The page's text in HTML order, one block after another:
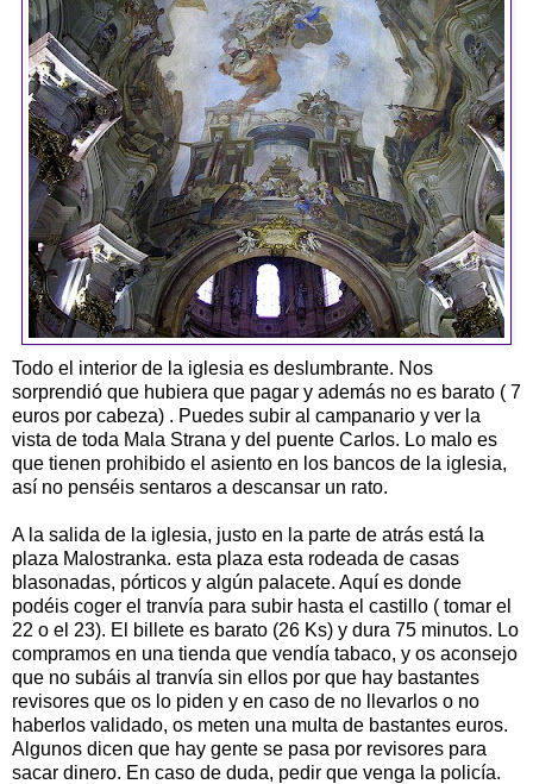
Todo el interior de la iglesia es deslumbrante. Nos
sorprendió que hubiera que pagar y además no es barato ( 7
euros por cabeza) . Puedes subir al campanario y ver la
vista de toda Mala Strana y del puente Carlos. Lo malo es
que tienen prohibido el asiento en los bancos de la iglesia,
así no penséis sentaros a descansar un rato.
A la salida de la iglesia, justo en la parte de atrás está la
plaza Malostranka. esta plaza esta rodeada de casas
blasonadas, pórticos y algún palacete. Aquí es donde
podéis coger el tranvía para subir hasta el castillo ( tomar el
22 o el 23). El billete es barato (26 Ks) y dura 75 minutos. Lo
compramos en una tienda que vendía tabaco, y os aconsejo
que no subáis al tranvía sin ellos por que hay bastantes
revisores que os lo piden y en caso de no llevarlos o no
haberlos validado, os meten una multa de bastantes euros.
Algunos dicen que hay gente se pasa por revisores para
sacar dinero. En caso de duda, pedir que venga la policía.